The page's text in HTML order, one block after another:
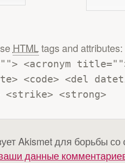
HTMLtags and attributes:
<acronym
<code> <del
<strike> <strong>
Akismet для борьбы
данные